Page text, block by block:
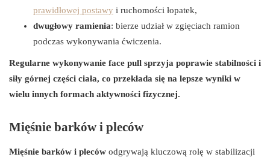
prawidłowej postawy i ruchomości łopatek,
dwugłowy ramienia: bierze udział w zgięciach ramion
podczas wykonywania ćwiczenia.
Regularne wykonywanie face pull sprzyja poprawie stabilności i
siły górnej części ciała, co przekłada się na lepsze wyniki w
wielu innych formach aktywności fizycznej.
Mięśnie barków i pleców
Mięśnie barków i pleców odgrywają kluczową rolę w stabilizacji